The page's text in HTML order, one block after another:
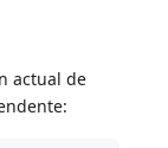
actual de